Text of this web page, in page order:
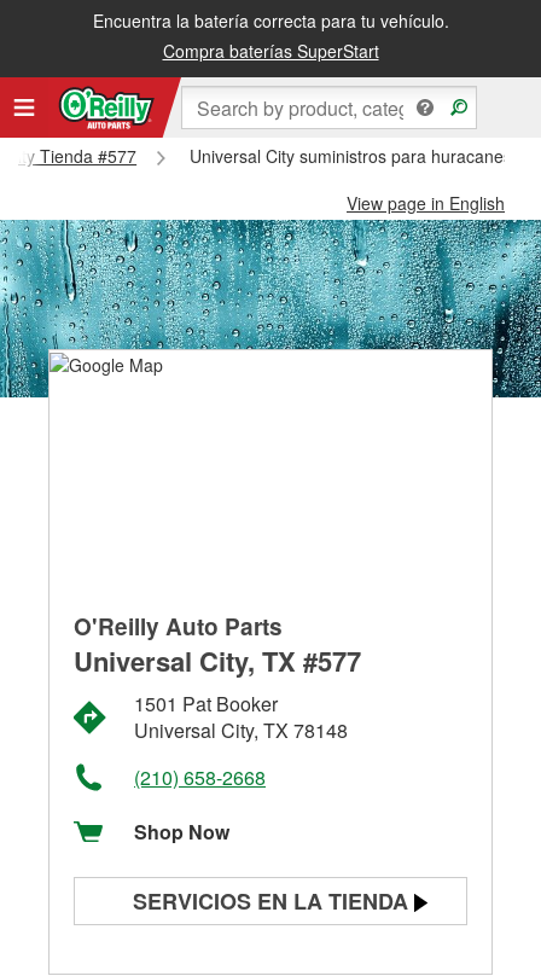
Encuentra la batería correcta para tu vehículo.
Compra baterías SuperStart
Tienda #577
Universal City suministros para huracanes y
View page in English
O'Reilly Auto Parts
Universal City, TX #577
1501 Pat Booker
Universal City, TX 78148
(210) 658-2668
Shop Now
SERVICIOS EN LA TIENDA